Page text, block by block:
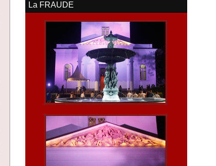
La FRAUDE